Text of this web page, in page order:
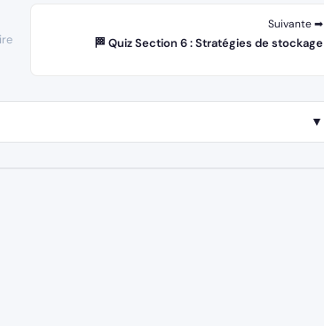
Suivante ➡
🏁 Quiz Section 6 : Stratégies de stockage
▼